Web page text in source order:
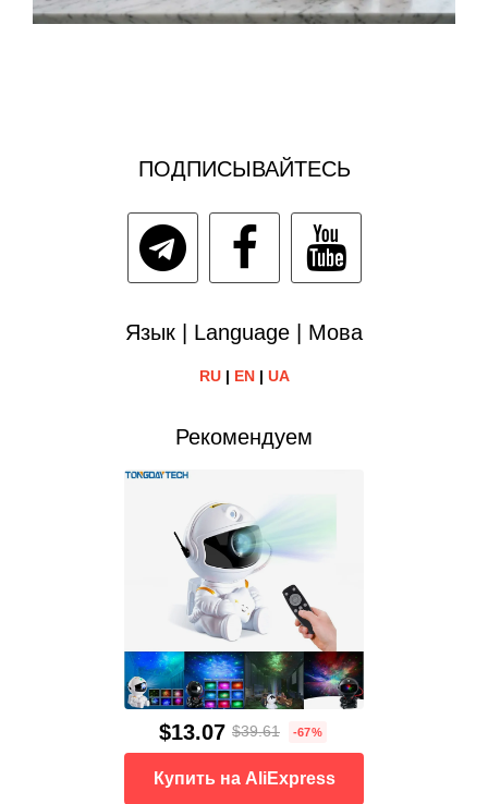
ПОДПИСЫВАЙТЕСЬ
Язык | Language | Мова
RU| EN| UA
Рекомендуем
$13.07 $39.61 -67%
Купить на AliExpress